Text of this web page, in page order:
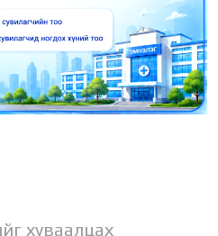
хуваалцах